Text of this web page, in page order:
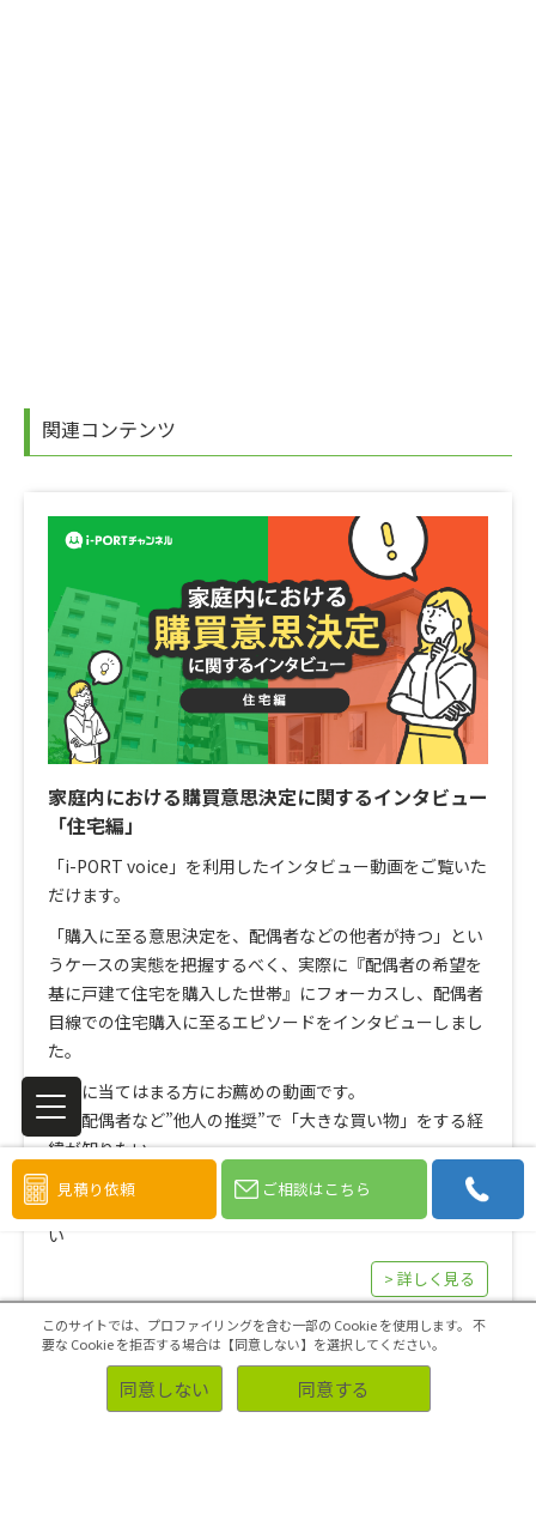
関連コンテンツ
家庭内における購買意思決定に関するインタビュー
「住宅編」
「i-PORT voice」を利用したインタビュー動画をご覧いた
だけます。
「購入に至る意思決定を、配偶者などの他者が持つ」とい
うケースの実態を把握するべく、実際に『配偶者の希望を
基に戸建て住宅を購入した世帯』にフォーカスし、配偶者
目線での住宅購入に至るエピソードをインタビューしまし
た。
下記に当てはまる方にお薦めの動画です。
● 配偶者など”他人の推奨”で「大きな買い物」をする経
緯が知りたい
● オンライン上でバーチャルに「訪問調査」がしたい
● 住宅購入のアテンションから購買までの動線を探りた
い
> 詳しく見る
見積り依頼 ご相談はこちら
このサイトでは、プロファイリングを含む一部の Cookie を使用します。 不
要な Cookie を拒否する場合は【同意しない】を選択してください。
同意しない 同意する